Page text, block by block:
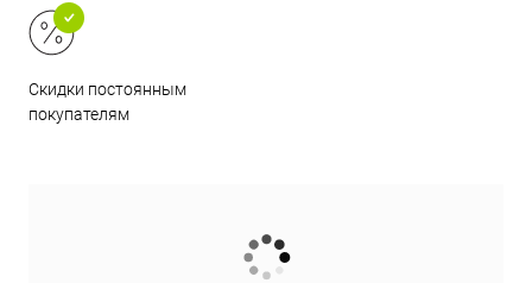
Скидки постоянным
покупателям